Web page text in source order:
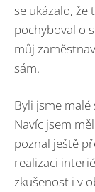
se ukázalo, že
pochyboval o
můj
sám.
Byli jsme
Navíc jsem
poznal ještě
realizaci
zkušenost i v